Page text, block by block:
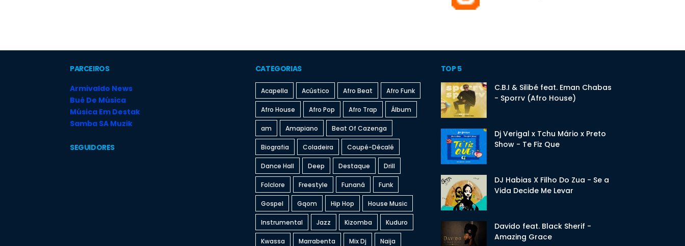
PARCEIROS
Armivaldo News
Bué De Música
Música Em Destak
Samba SA Muzik
SEGUIDORES
CATEGORIAS
Acapella Acústico Afro Beat Afro Funk
Afro House Afro Pop Afro Trap Álbum
am Amapiano Beat Of Cazenga
Biografia Coladeira Coupé-Décalé
Dance Hall Deep Destaque Drill
Folclore Freestyle Funaná Funk
Gospel Gqom Hip Hop House Music
Instrumental Jazz Kizomba Kuduro
Kwassa Marrabenta Mix Dj Naija
TOP 5
C.B.I & Silibé feat. Eman Chabas
- Sporrv (Afro House)
Dj Verigal x Tchu Mário x Preto
Show - Te Fiz Que
DJ Habias X Filho Do Zua - Se a
Vida Decide Me Levar
Davido feat. Black Sherif -
Amazing Grace